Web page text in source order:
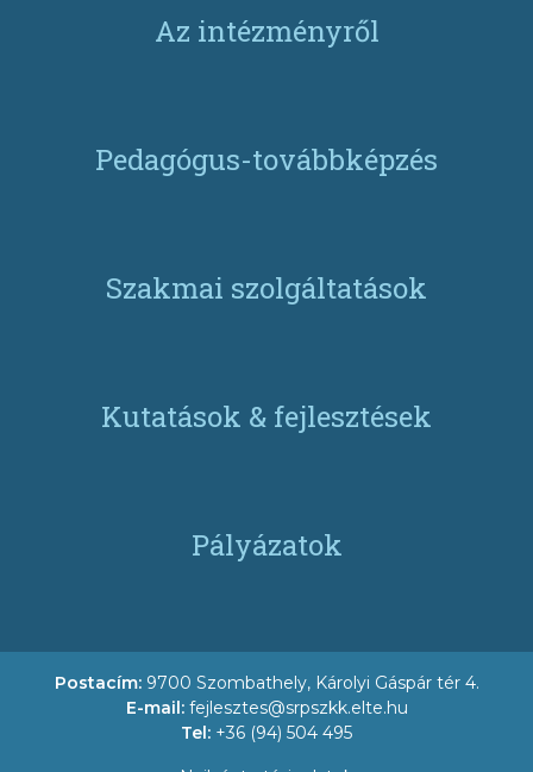
Az intézményről
Pedagógus-továbbképzés
Szakmai szolgáltatások
Kutatások & fejlesztések
Pályázatok
Postacím: 9700 Szombathely, Károlyi Gáspár tér 4.
E-mail: fejlesztes@srpszkk.elte.hu
Tel: +36 (94) 504 495